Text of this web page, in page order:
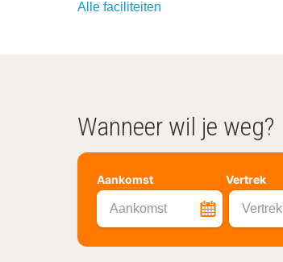
Alle faciliteiten
Wanneer wil je weg?
Aankomst Vertrek
Aankomst Vertrek